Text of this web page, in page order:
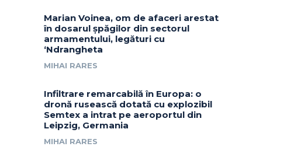
Marian Voinea, om de afaceri arestat
în dosarul șpăgilor din sectorul
armamentului, legături cu
‘Ndrangheta
MIHAI RARES
Infiltrare remarcabilă în Europa: o
dronă rusească dotată cu explozibil
Semtex a intrat pe aeroportul din
Leipzig, Germania
MIHAI RARES